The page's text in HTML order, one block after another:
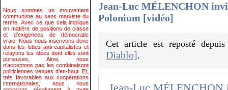
Nous sommes un mouvement
communiste au sens marxiste du
terme. Avec ce que cela implique
en matière de positions de classe
et d'exigences de démocratie
vraie. Nous nous inscrivons donc
dans les luttes anti-capitalistes et
relayons les idées dont elles sont
porteuses. Ainsi, nous
n'acceptons pas les combinaisont
politiciennes venues d'en-haut. Et,
très favorables aux coopérations
internationales, nous nous
Jean-Luc MÉLENCHON
Polonium [vidéo]
Cet article est reposté
Diablo].